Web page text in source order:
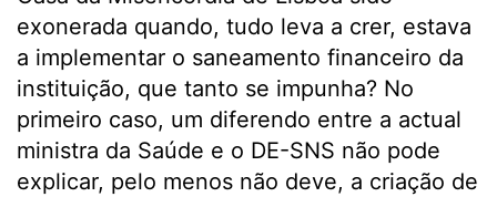
exonerada quando, tudo leva a crer, estava
a implementar o saneamento financeiro da
instituição, que tanto se impunha? No
primeiro caso, um diferendo entre a actual
ministra da Saúde e o DE-SNS não pode
explicar, pelo menos não deve, a criação de